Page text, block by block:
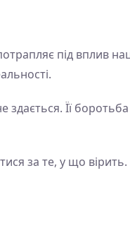
під вплив
здається. Її
за те, у що вірить.